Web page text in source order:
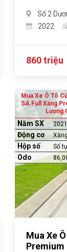
Số 2
2022
860 triệu
Mua Xe Ô Tô
SA Full Xăng
Lượng
Năm SX 2021
Động cơ Xăng
Hộp số Số
Odo
Mua Xe
Premium